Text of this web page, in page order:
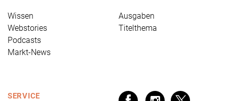
Wissen
Webstories
Podcasts
Markt-News
Ausgaben
Titelthema
SERVICE